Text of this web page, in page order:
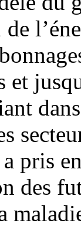
pris
des